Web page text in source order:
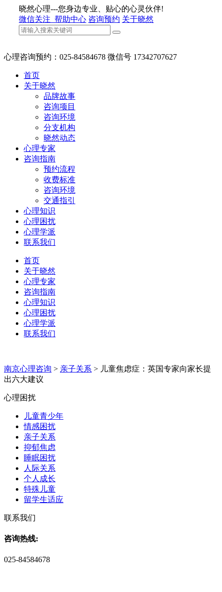
晓然心理---您身边专业、贴心的心灵伙伴!
微信关注 帮助中心 咨询预约 关于晓然
心理咨询预约：025-84584678 微信号 17342707627
首页
关于晓然
品牌故事
咨询项目
咨询环境
分支机构
晓然动态
心理专家
咨询指南
预约流程
收费标准
咨询环境
交通指引
心理知识
心理困扰
心理学派
联系我们
首页
关于晓然
心理专家
咨询指南
心理知识
心理困扰
心理学派
联系我们
南京心理咨询 > 亲子关系 > 儿童焦虑症：英国专家向家长提
出六大建议
心理困扰
儿童青少年
情感困扰
亲子关系
抑郁焦虑
睡眠困扰
人际关系
个人成长
特殊儿童
留学生适应
联系我们
咨询热线:
025-84584678